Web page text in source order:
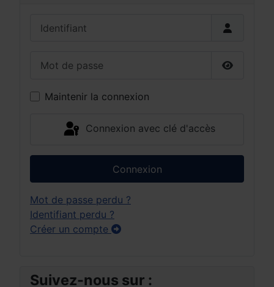
Maintenir la connexion
Connexion avec clé d'accès
Connexion
Mot de passe perdu ?
Identifiant perdu ?
Créer un compte
Suivez-nous sur :